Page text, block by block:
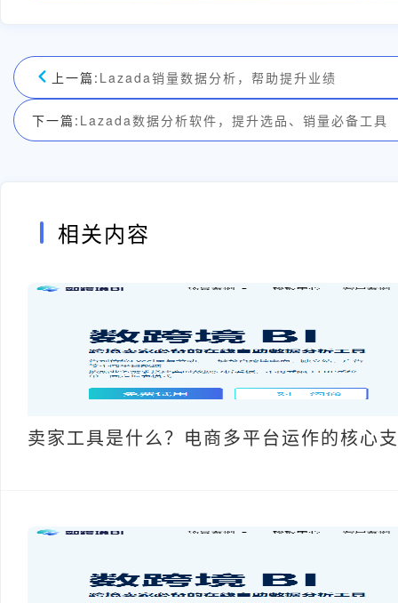
上一篇: Lazada销量数据分析，帮助提升业绩
下一篇: Lazada数据分析软件，提升选品、销量必备工具
相关内容
卖家工具是什么？电商多平台运作的核心